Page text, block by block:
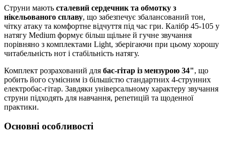
Струни мають сталевий сердечник та обмотку з
нікельованого сплаву, що забезпечує збалансований тон,
чітку атаку та комфортне відчуття під час гри. Калібр 45-105 у
натягу Medium формує більш щільне й гучне звучання
порівняно з комплектами Light, зберігаючи при цьому хорошу
читабельність нот і стабільність натягу.
Комплект розрахований для бас-гітар із мензурою 34", що
робить його сумісним із більшістю стандартних 4-струнних
електробас-гітар. Завдяки універсальному характеру звучання
струни підходять для навчання, репетицій та щоденної
практики.
Основні особливості